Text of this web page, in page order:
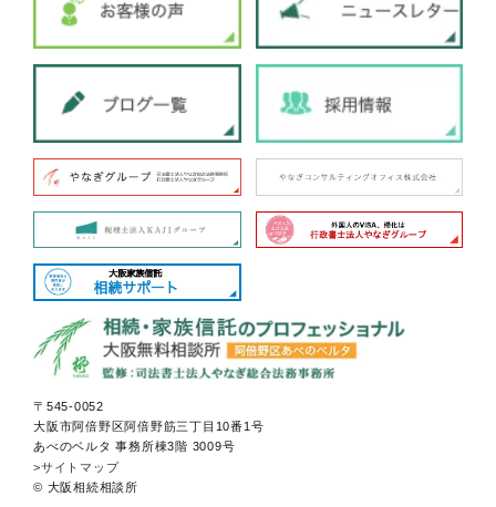
〒545-0052
大阪市阿倍野区阿倍野筋三丁目10番1号
あべのベルタ 事務所棟3階 3009号
>サイトマップ
© 大阪相続相談所